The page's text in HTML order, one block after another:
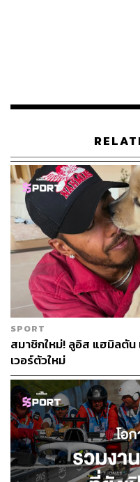
SPORT
สมาชิกใหม่! ลูอิส แฮมิลตัน
เวอร์ตัวใหม่